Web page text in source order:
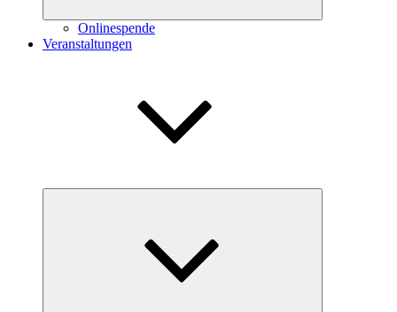
Onlinespende
Veranstaltungen